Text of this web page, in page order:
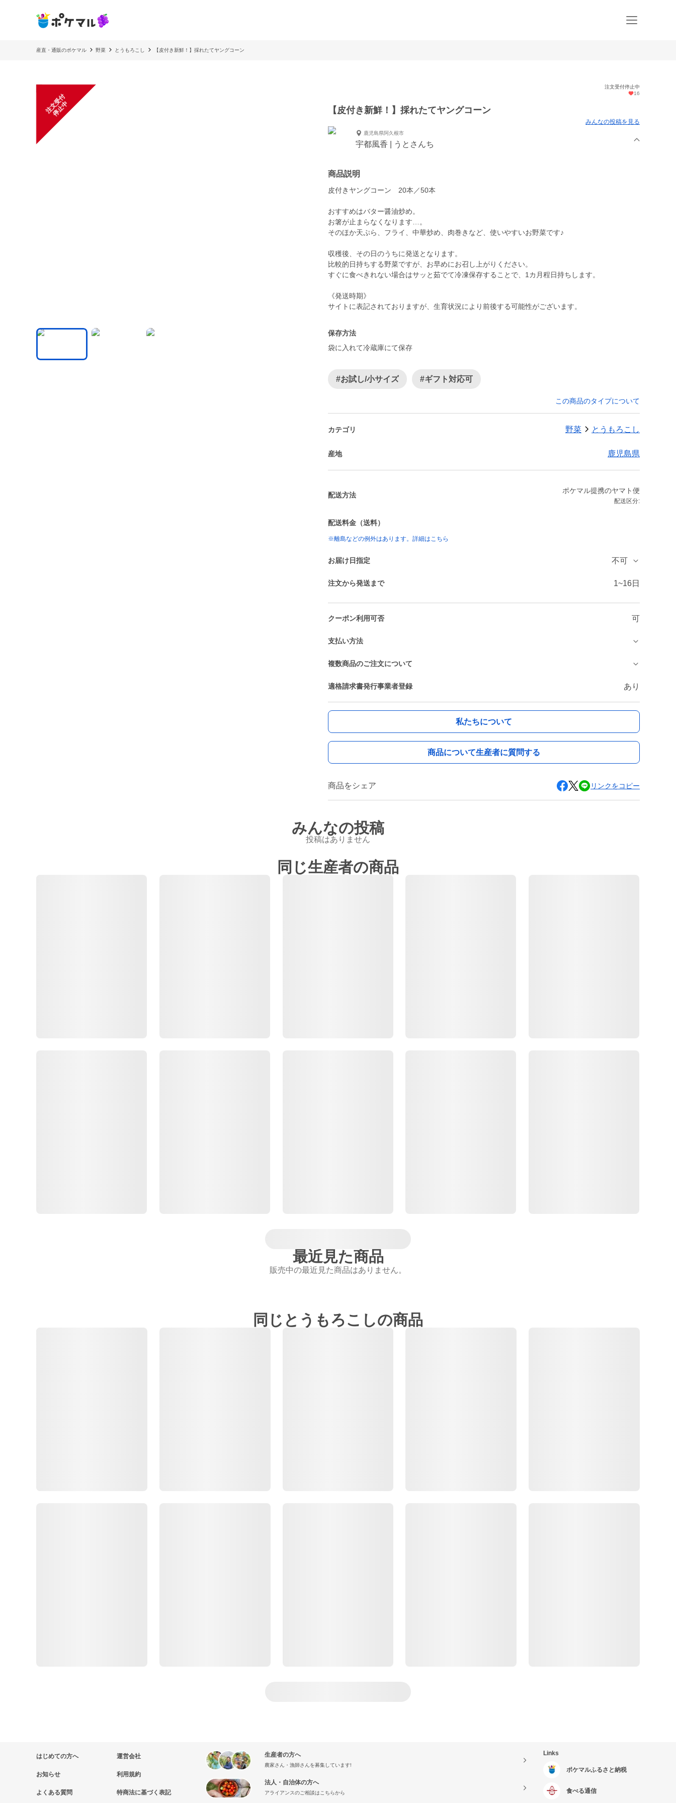
産直・通販のポケマル 野菜 とうもろこし 【皮付き新鮮！】採れたてヤングコーン
注
文
受
付
停
止
中
注文受付停止中
16
【皮付き新鮮！】採れたてヤングコーン
みんなの投稿を見る
鹿児島県阿久根市
宇都風香 | うとさんち
商品説明
皮付きヤングコーン 20本／50本
おすすめはバター醤油炒め。
お箸が止まらなくなります…。
そのほか天ぷら、フライ、中華炒め、肉巻きなど、使いやすいお野菜です♪
収穫後、その日のうちに発送となります。
比較的日持ちする野菜ですが、お早めにお召し上がりください。
すぐに食べきれない場合はサッと茹でて冷凍保存することで、1カ月程日持ちします。
《発送時期》
サイトに表記されておりますが、生育状況により前後する可能性がございます。
保存方法
袋に入れて冷蔵庫にて保存
#お試し/小サイズ #ギフト対応可
この商品のタイプについて
カテゴリ 野菜 とうもろこし
産地 鹿児島県
配送方法
ポケマル提携のヤマト便
配送区分:
配送料金（送料）
※離島などの例外はあります。詳細はこちら
お届け日指定 不可
注文から発送まで 1~16日
クーポン利用可否 可
支払い方法
複数商品のご注文について
適格請求書発行事業者登録 あり
私たちについて
商品について生産者に質問する
商品をシェア リンクをコピー
みんなの投稿
投稿はありません
同じ生産者の商品
最近見た商品
販売中の最近見た商品はありません。
同じとうもろこしの商品
はじめての方へ
お知らせ
よくある質問
運営会社
利用規約
特商法に基づく表記
生産者の方へ
農家さん・漁師さんを募集しています!
法人・自治体の方へ
アライアンスのご相談はこちらから
Links
ポケマルふるさと納税
食べる通信